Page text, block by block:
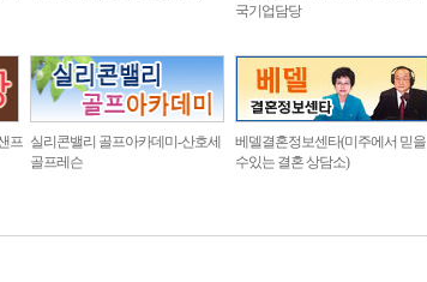
국기업담당
프 실리콘밸리 골프아카데미-산호세
골프레슨
베델결혼정보센타(미주에서 믿을
수있는 결혼 상담소)